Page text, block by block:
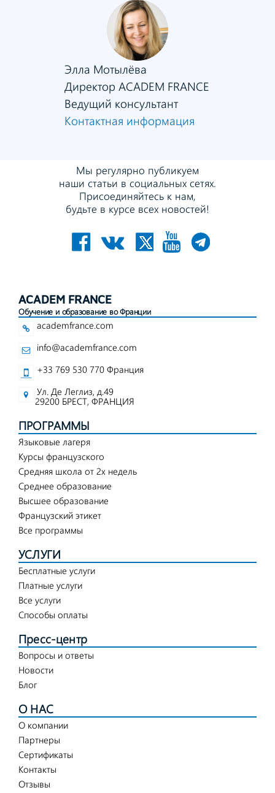
Элла Мотылёва
Директор ACADEM FRANCE
Ведущий консультант
Контактная информация
Мы регулярно публикуем
наши статьи в социальных сетях.
Присоединяйтесь к нам,
будьте в курсе всех новостей!
ACADEM FRANCE
Обучение и образование во Франции
academfrance.com
info@academfrance.com
+33 769 530 770 Франция
Ул. Де Леглиз, д.49
29200 БРЕСТ, ФРАНЦИЯ
ПРОГРАММЫ
Языковые лагеря
Курсы французского
Средняя школа от 2х недель
Среднее образование
Высшее образование
Французский этикет
Все программы
УСЛУГИ
Бесплатные услуги
Платные услуги
Все услуги
Способы оплаты
Пресс-центр
Вопросы и ответы
Новости
Блог
О НАС
О компании
Партнеры
Сертификаты
Контакты
Отзывы